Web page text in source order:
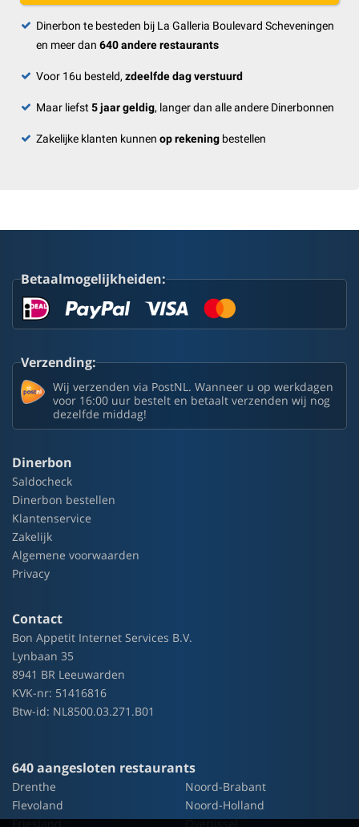
Dinerbon te besteden bij La Galleria Boulevard Scheveningen
en meer dan 640 andere restaurants
Voor 16u besteld, zdeelfde dag verstuurd
Maar liefst 5 jaar geldig, langer dan alle andere Dinerbonnen
Zakelijke klanten kunnen op rekening bestellen
Betaalmogelijkheiden:
Verzending:
Wij verzenden via PostNL. Wanneer u op werkdagen
voor 16:00 uur bestelt en betaalt verzenden wij nog
dezelfde middag!
Dinerbon
Saldocheck
Dinerbon bestellen
Klantenservice
Zakelijk
Algemene voorwaarden
Privacy
Contact
Bon Appetit Internet Services B.V.
Lynbaan 35
8941 BR Leeuwarden
KVK-nr: 51416816
Btw-id: NL8500.03.271.B01
640 aangesloten restaurants
Drenthe
Flevoland
Friesland
Noord-Brabant
Noord-Holland
Overijssel